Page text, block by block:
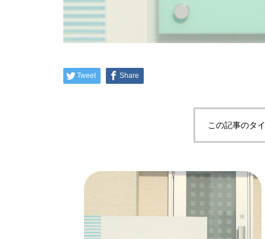
Tweet Share
この記事のタ